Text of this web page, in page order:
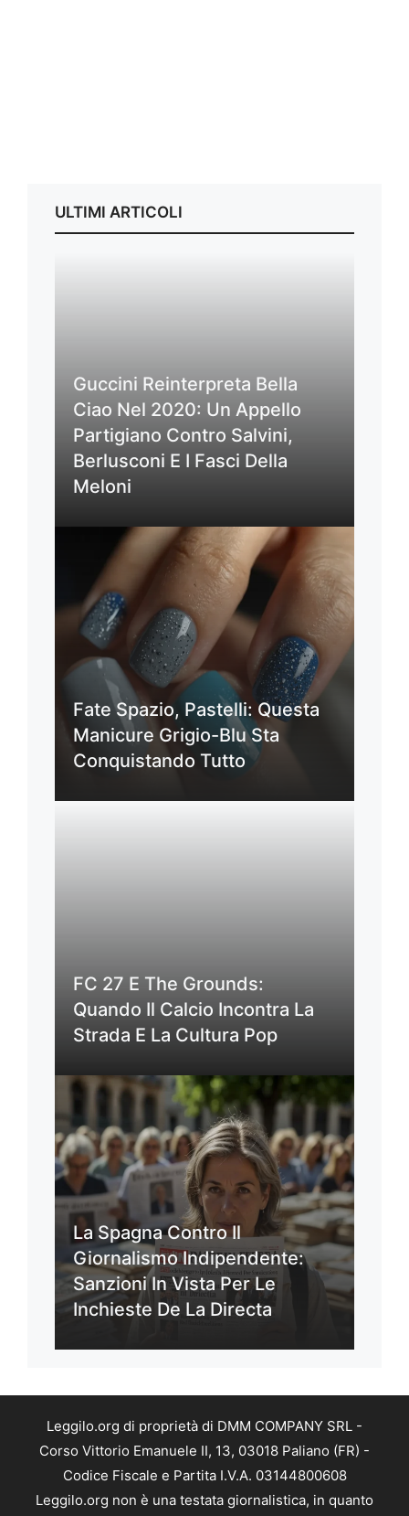
ULTIMI ARTICOLI
Guccini Reinterpreta Bella
Ciao Nel 2020: Un Appello
Partigiano Contro Salvini,
Berlusconi E I Fasci Della
Meloni
Fate Spazio, Pastelli: Questa
Manicure Grigio-Blu Sta
Conquistando Tutto
FC 27 E The Grounds:
Quando Il Calcio Incontra La
Strada E La Cultura Pop
La Spagna Contro Il
Giornalismo Indipendente:
Sanzioni In Vista Per Le
Inchieste De La Directa
Leggilo.org di proprietà di DMM COMPANY SRL -
Corso Vittorio Emanuele II, 13, 03018 Paliano (FR) -
Codice Fiscale e Partita I.V.A. 03144800608
Leggilo.org non è una testata giornalistica, in quanto